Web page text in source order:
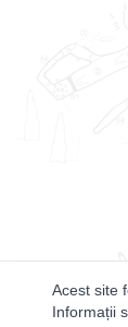
Acest site
Informații